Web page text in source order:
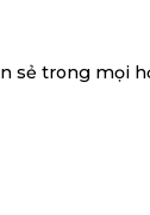
sẻ trong mọi